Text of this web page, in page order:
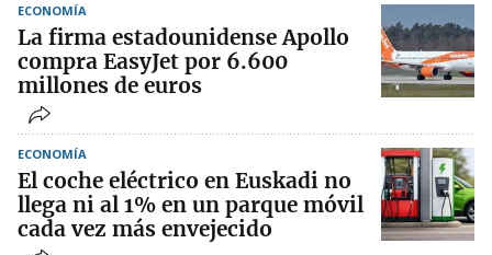
ECONOMÍA
La firma estadounidense Apollo
compra EasyJet por 6.600
millones de euros
ECONOMÍA
El coche eléctrico en Euskadi no
llega ni al 1% en un parque móvil
cada vez más envejecido